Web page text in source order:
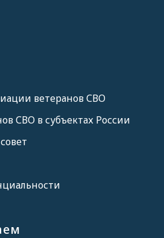
ветеранов СВО
СВО в субъектах России